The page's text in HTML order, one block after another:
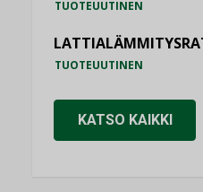
TUOTEUUTINEN
TUOTEUUTINEN
KATSO KAIKKI